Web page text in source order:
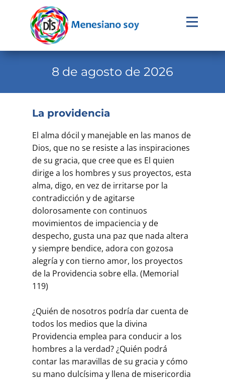
Evangelio
Familia Menesiana
Pastoral Vocacional
Recursos
Contacto
Buscar
8 de agosto de 2026
La providencia
El alma dócil y manejable en las manos de
Dios, que no se resiste a las inspiraciones
de su gracia, que cree que es El quien
dirige a los hombres y sus proyectos, esta
alma, digo, en vez de irritarse por la
contradicción y de agitarse
dolorosamente con continuos
movimientos de impaciencia y de
despecho, gusta una paz que nada altera
y siempre bendice, adora con gozosa
alegría y con tierno amor, los proyectos
de la Providencia sobre ella. (Memorial
119)
¿Quién de nosotros podría dar cuenta de
todos los medios que la divina
Providencia emplea para conducir a los
hombres a la verdad? ¿Quién podrá
contar las maravillas de su gracia y cómo
su mano dulcísima y llena de misericordia